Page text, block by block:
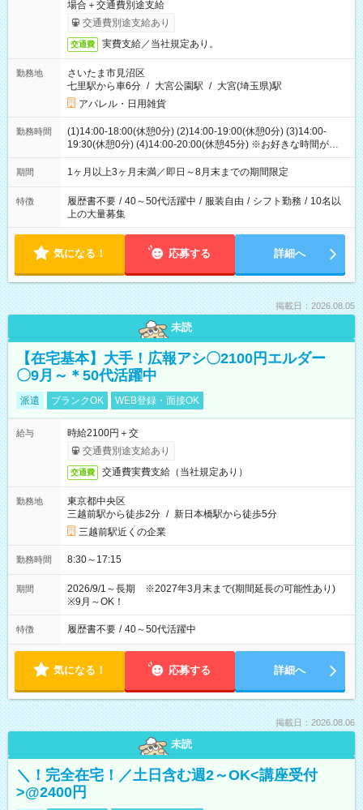
場合＋交通費別途支給
交通費別途支給あり
交通費 実費支給／当社規定あり。
勤務地
さいたま市見沼区
七里駅から車6分 / 大宮公園駅 / 大宮(埼玉県)駅
アパレル・日用雑貨
勤務時間
(1)14:00-18:00(休憩0分) (2)14:00-19:00(休憩0分) (3)14:00-
19:30(休憩0分) (4)14:00-20:00(休憩45分) ※お好きな時間が選べ
ます
期間 1ヶ月以上3ヶ月未満／即日～8月末までの期間限定
特徴 履歴書不要 / 40～50代活躍中 / 服装自由 / シフト勤務 / 10名以
上の大量募集
気になる！ 応募する 詳細へ
掲載日：2026.08.05
未読
【在宅基本】大手！広報アシ〇2100円エルダー
〇9月～＊50代活躍中
派遣 ブランクOK WEB登録・面接OK
給与
時給2100円＋交
交通費別途支給あり
交通費 交通費実費支給（当社規定あり）
勤務地
東京都中央区
三越前駅から徒歩2分 / 新日本橋駅から徒歩5分
三越前駅近くの企業
勤務時間 8:30～17:15
期間
2026/9/1～長期 ※2027年3月末まで(期間延長の可能性あり)
※9月～OK！
特徴 履歴書不要 / 40～50代活躍中
気になる！ 応募する 詳細へ
掲載日：2026.08.06
未読
＼！完全在宅！／土日含む週2～OK<講座受付
>@2400円